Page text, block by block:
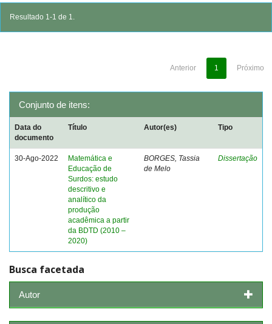
Resultado 1-1 de 1.
Anterior 1 Próximo
Conjunto de itens:
Data do
documento
Título Autor(es) Tipo
30-Ago-2022
Matemática e
Educação de
Surdos: estudo
descritivo e
analítico da
produção
acadêmica a partir
da BDTD (2010 –
2020)
BORGES, Tassia
de Melo
Dissertação
Busca facetada
Autor